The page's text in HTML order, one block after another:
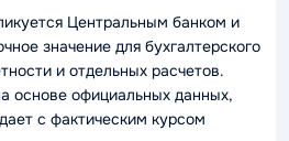
Центральным банком и
значение для бухгалтерского
и отдельных расчетов.
основе официальных данных,
с фактическим курсом